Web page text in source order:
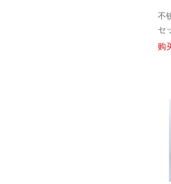
不
セ
购